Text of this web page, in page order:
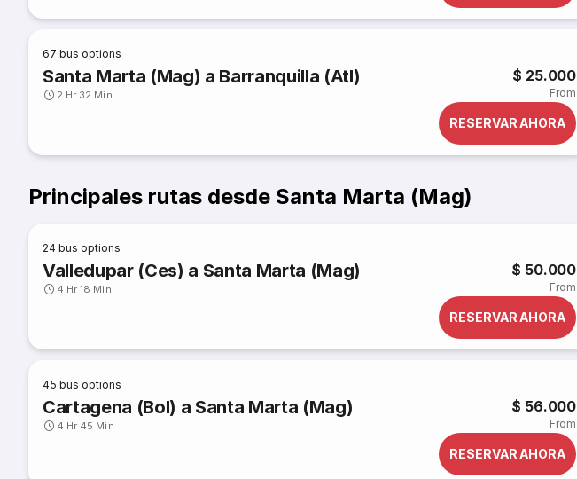
67 bus options
Santa Marta (Mag) a Barranquilla (Atl)
2 Hr 32 Min
$ 25.000
From
RESERVAR AHORA
Principales rutas desde Santa Marta (Mag)
24 bus options
Valledupar (Ces) a Santa Marta (Mag)
4 Hr 18 Min
$ 50.000
From
RESERVAR AHORA
45 bus options
Cartagena (Bol) a Santa Marta (Mag)
4 Hr 45 Min
$ 56.000
From
RESERVAR AHORA